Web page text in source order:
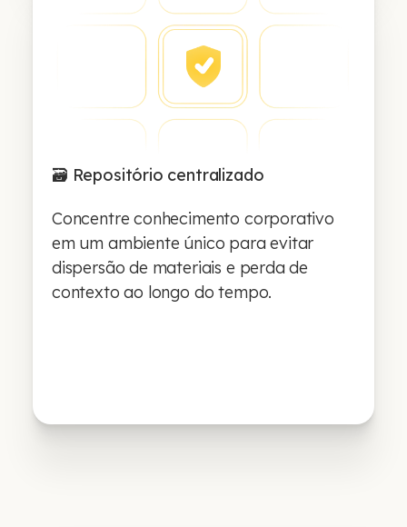
🗃️ Repositório centralizado
Concentre conhecimento corporativo
em um ambiente único para evitar
dispersão de materiais e perda de
contexto ao longo do tempo.